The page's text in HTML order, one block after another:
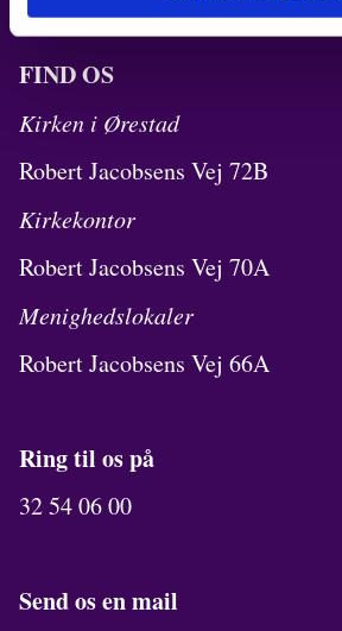
FIND OS
Kirken i Ørestad
Robert Jacobsens Vej 72B
Kirkekontor
Robert Jacobsens Vej 70A
Menighedslokaler
Robert Jacobsens Vej 66A
Ring til os på
32 54 06 00
Send os en mail